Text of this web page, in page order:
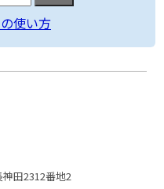
使い方
田2312番地2